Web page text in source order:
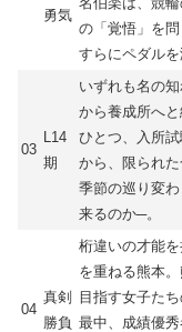
勇気
の「覚悟」を
すらにペダルを
03
L14
期
いずれも名の
から養成所へ
ひとつ、入所
から、限られ
季節の巡り変
来るのか─。
04
真剣
勝負
桁違いの才能
を重ねる熊本
目指す女子た
最中、成績優